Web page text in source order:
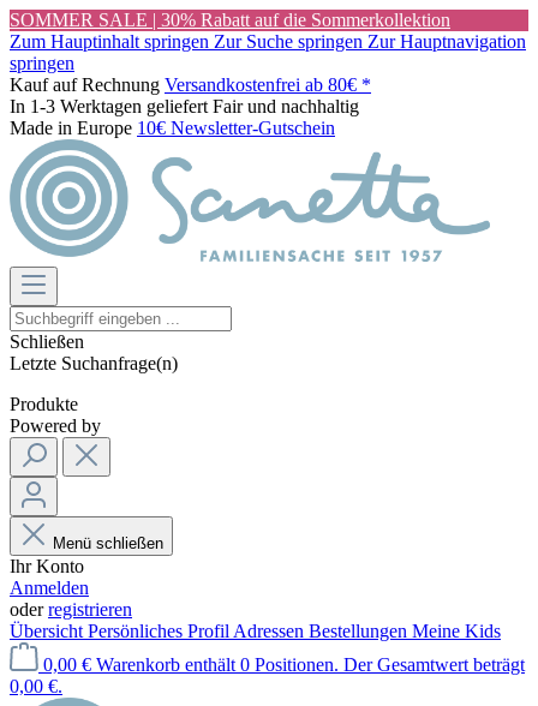
SOMMER SALE | 30% Rabatt auf die Sommerkollektion
Zum Hauptinhalt springen Zur Suche springen Zur Hauptnavigation
springen
Kauf auf Rechnung Versandkostenfrei ab 80€ *
In 1-3 Werktagen geliefert Fair und nachhaltig
Made in Europe 10€ Newsletter-Gutschein
Schließen
Letzte Suchanfrage(n)
Produkte
Powered by
Menü schließen
Ihr Konto
Anmelden
oderregistrieren
Übersicht Persönliches Profil Adressen Bestellungen Meine Kids
0,00 € Warenkorb enthält 0 Positionen. Der Gesamtwert beträgt
0,00 €.